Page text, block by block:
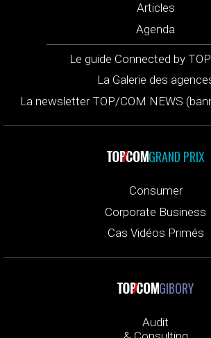
Articles
Agenda
Le guide Connected by
La Galerie des
La newsletter TOP/COM NEWS
GRAND PRIX
Consumer
Corporate Business
Cas Vidéos Primés
GIBORY
Audit